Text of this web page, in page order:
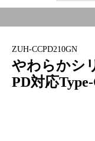
ZUH-CCPD210GN
やわらかシ
PD対応